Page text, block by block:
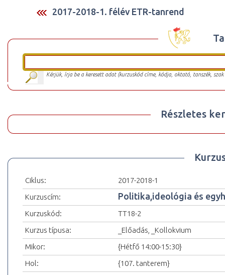
2017-2018-1. félév ETR-tanrend
Kérjük, írja be a keresett adat (kurzuskód címe, kódja, oktató, tanszék,
Részletes
Ciklus:
2017-2018-1
Kurzuscím:
Politika,ideológia és
Kurzuskód:
TT18-2
Kurzus típusa:
_Előadás, _Kollokvium
Mikor:
{Hétfő 14:00-15:30}
Hol:
{107. tanterem}